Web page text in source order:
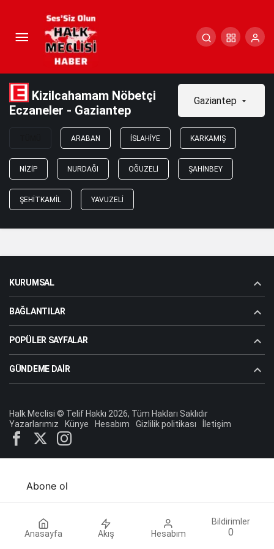
Kizilcahamam Nöbetçi
Eczaneler - Gaziantep
Gaziantep
ARABAN İSLAHIYE KARKAMIŞ
NIZIP NURDAĞI OĞUZELI ŞAHINBEY
ŞEHITKAMIL YAVUZELI
KURUMSAL
BAĞLANTILAR
POPÜLER SAYFALAR
GÜNDEME DAIR
Halk Meclisi © Telif Hakkı 2026, Tüm Hakları Saklıdır
Yazarlarımız
Künye Hesabım Gizlilik politikası İletişim
Anasayfa Akış Hesabım
Bildirimler
0
Abone ol